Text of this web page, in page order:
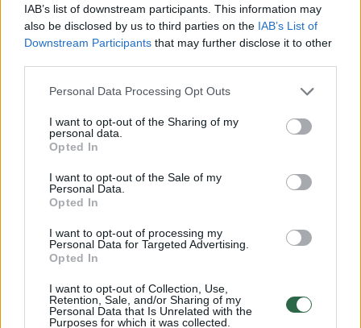
IAB’s list of downstream participants. This information may
also be disclosed by us to third parties on the IAB’s List of
Downstream Participants that may further disclose it to other
Personal Data Processing Opt Outs
I want to opt-out of the Sharing of my
personal data.
Opted In
I want to opt-out of the Sale of my
Personal Data.
Opted In
I want to opt-out of processing my
Personal Data for Targeted Advertising.
Opted In
I want to opt-out of Collection, Use,
Retention, Sale, and/or Sharing of my
Personal Data that Is Unrelated with the
Purposes for which it was collected.
Hercegovinos rinktine.
LTU.BASKETBALL svetainė su Lietuvos
rezervinės rinktinės treneriu M. Lukošiumi
kalbėjosi apie pasirinktą dvyliktuką,
krepšininkų motyvaciją ir laukiantį unikalų
Susiję straipsniai